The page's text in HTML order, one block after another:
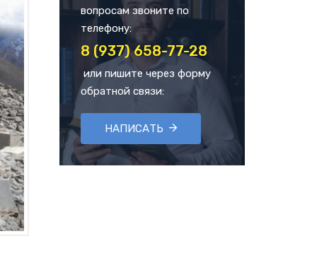
вопросам звоните по
телефону:
8 (937) 658-77-28
или пишите через форму
обратной связи:
НАПИСАТЬ